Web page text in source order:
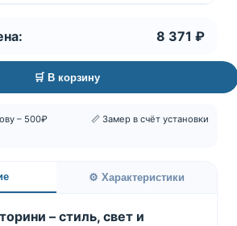
8 371 ₽
🛒 В корзину
– 500₽
📏 Замер в счёт установки
⚙️ Характеристики
– стиль, свет и